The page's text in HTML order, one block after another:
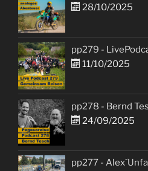
28/10/2025
pp279 -
11/10/2025
pp278 - Bernd
24/09/2025
pp277 -